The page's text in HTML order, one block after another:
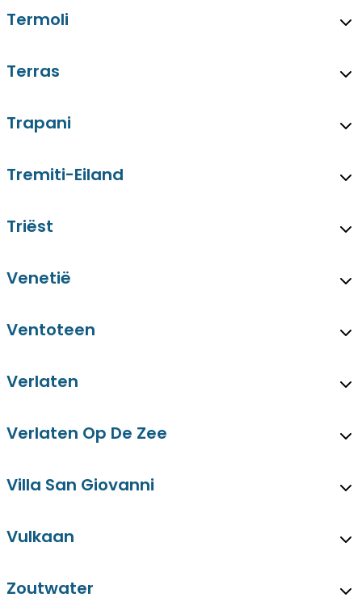
Termoli
Terras
Trapani
Tremiti-Eiland
Triëst
Venetië
Ventoteen
Verlaten
Verlaten Op De Zee
Villa San Giovanni
Vulkaan
Zoutwater